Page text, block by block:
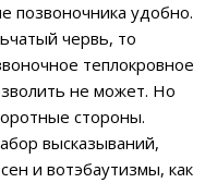
позвоночника удобно.
червь, то
теплокровное
не может. Но
стороны.
высказываний,
и вотэбаутизмы, как